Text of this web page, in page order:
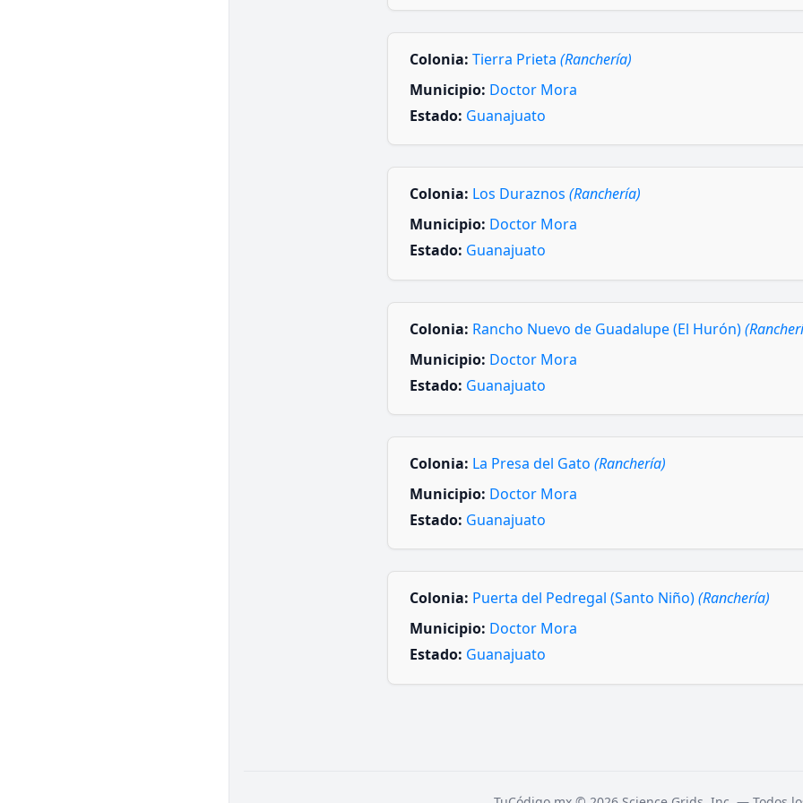
Colonia: Tierra Prieta (Ranchería)
Municipio: Doctor Mora
Estado: Guanajuato
Colonia: Los Duraznos (Ranchería)
Municipio: Doctor Mora
Estado: Guanajuato
Colonia: Rancho Nuevo de Guadalupe (El Hurón)
Municipio: Doctor Mora
Estado: Guanajuato
Colonia: La Presa del Gato (Ranchería)
Municipio: Doctor Mora
Estado: Guanajuato
Colonia: Puerta del Pedregal (Santo Niño)(Ranchería)
Municipio: Doctor Mora
Estado: Guanajuato